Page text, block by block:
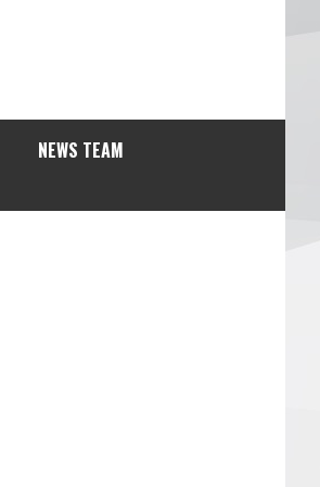
NEWS TEAM